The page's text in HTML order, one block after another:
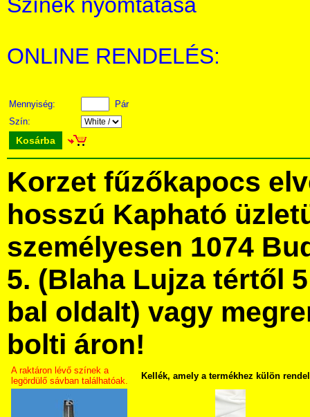
ONLINE RENDELÉS:
Mennyiség:
Pár
Szín:
Kosárba
Korzet fűzőkapocs
hosszú Kapható
személyesen 1074
5. (Blaha Lujza tértől
bal oldalt) vagy
bolti áron!
A raktáron lévő színek a
legördülő sávban találhatóak.
Kellék, amely a termékhez külön